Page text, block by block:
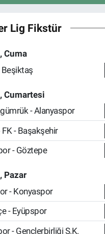
Lig Fikstür
Cuma
Beşiktaş
Cumartesi
- Alanyaspor
- Başakşehir
- Göztepe
Pazar
- Konyaspor
- Eyüpspor
- Gençlerbirliği S.K.